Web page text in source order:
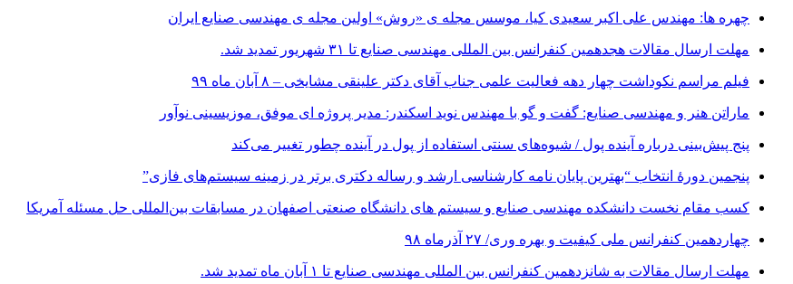
چهره ها: مهندس علی اکبر سعیدی کیا، موسس مجله ی «روش» اولین مجله ی مهندسی صنایع ایران
مهلت ارسال مقالات هجدهمین کنفرانس بین المللی مهندسی صنایع تا ۳۱ شهریور تمدید شد.
فیلم مراسم نکوداشت چهار دهه فعالیت علمی جناب آقای دکتر علینقی مشایخی – ۸ آبان ماه ۹۹
ماراتن هنر و مهندسی صنایع: گفت و گو با مهندس نوید اسکندر: مدیر پروژه ای موفق، موزیسینی نوآور
پنج پیش‌بینی درباره آینده پول / شیوه‌های سنتی استفاده از پول در آینده چطور تغییر می‌کند
پنجمین دورۀ انتخاب “بهترین پایان ­نامه کارشناسی­ ارشد و رساله دکتری برتر در زمینه سیستم‌های فازی”
کسب مقام نخست دانشکده مهندسی صنایع و سیستم های دانشگاه صنعتی اصفهان در مسابقات بین‌المللی حل مسئله آمریکا
چهاردهمین کنفرانس ملی کیفیت و بهره وری/ ۲۷ آذرماه ۹۸
مهلت ارسال مقالات به شانزدهمین کنفرانس بین المللی مهندسی صنایع تا ۱ آبان ماه تمدید شد.